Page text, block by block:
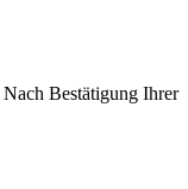
Nach Bestätigung Ihrer